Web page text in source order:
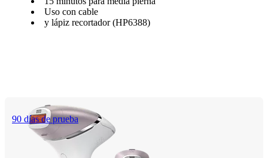
Uso con cable
y lápiz recortador (HP6388)
90 días de prueba